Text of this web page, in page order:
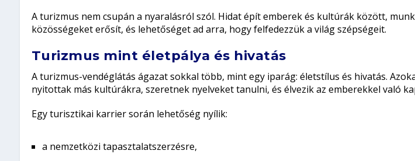
A turizmus nem csupán a nyaralásról szól. Hidat épít emberek és kultúrák között,
közösségeket erősít, és lehetőséget ad arra, hogy felfedezzük a világ szépségeit.
Turizmus mint életpálya és hivatás
A turizmus-vendéglátás ágazat sokkal több, mint egy iparág: életstílus és hivatás.
nyitottak más kultúrákra, szeretnek nyelveket tanulni, és élvezik az emberekkel való
Egy turisztikai karrier során lehetőség nyílik:
a nemzetközi tapasztalatszerzésre,